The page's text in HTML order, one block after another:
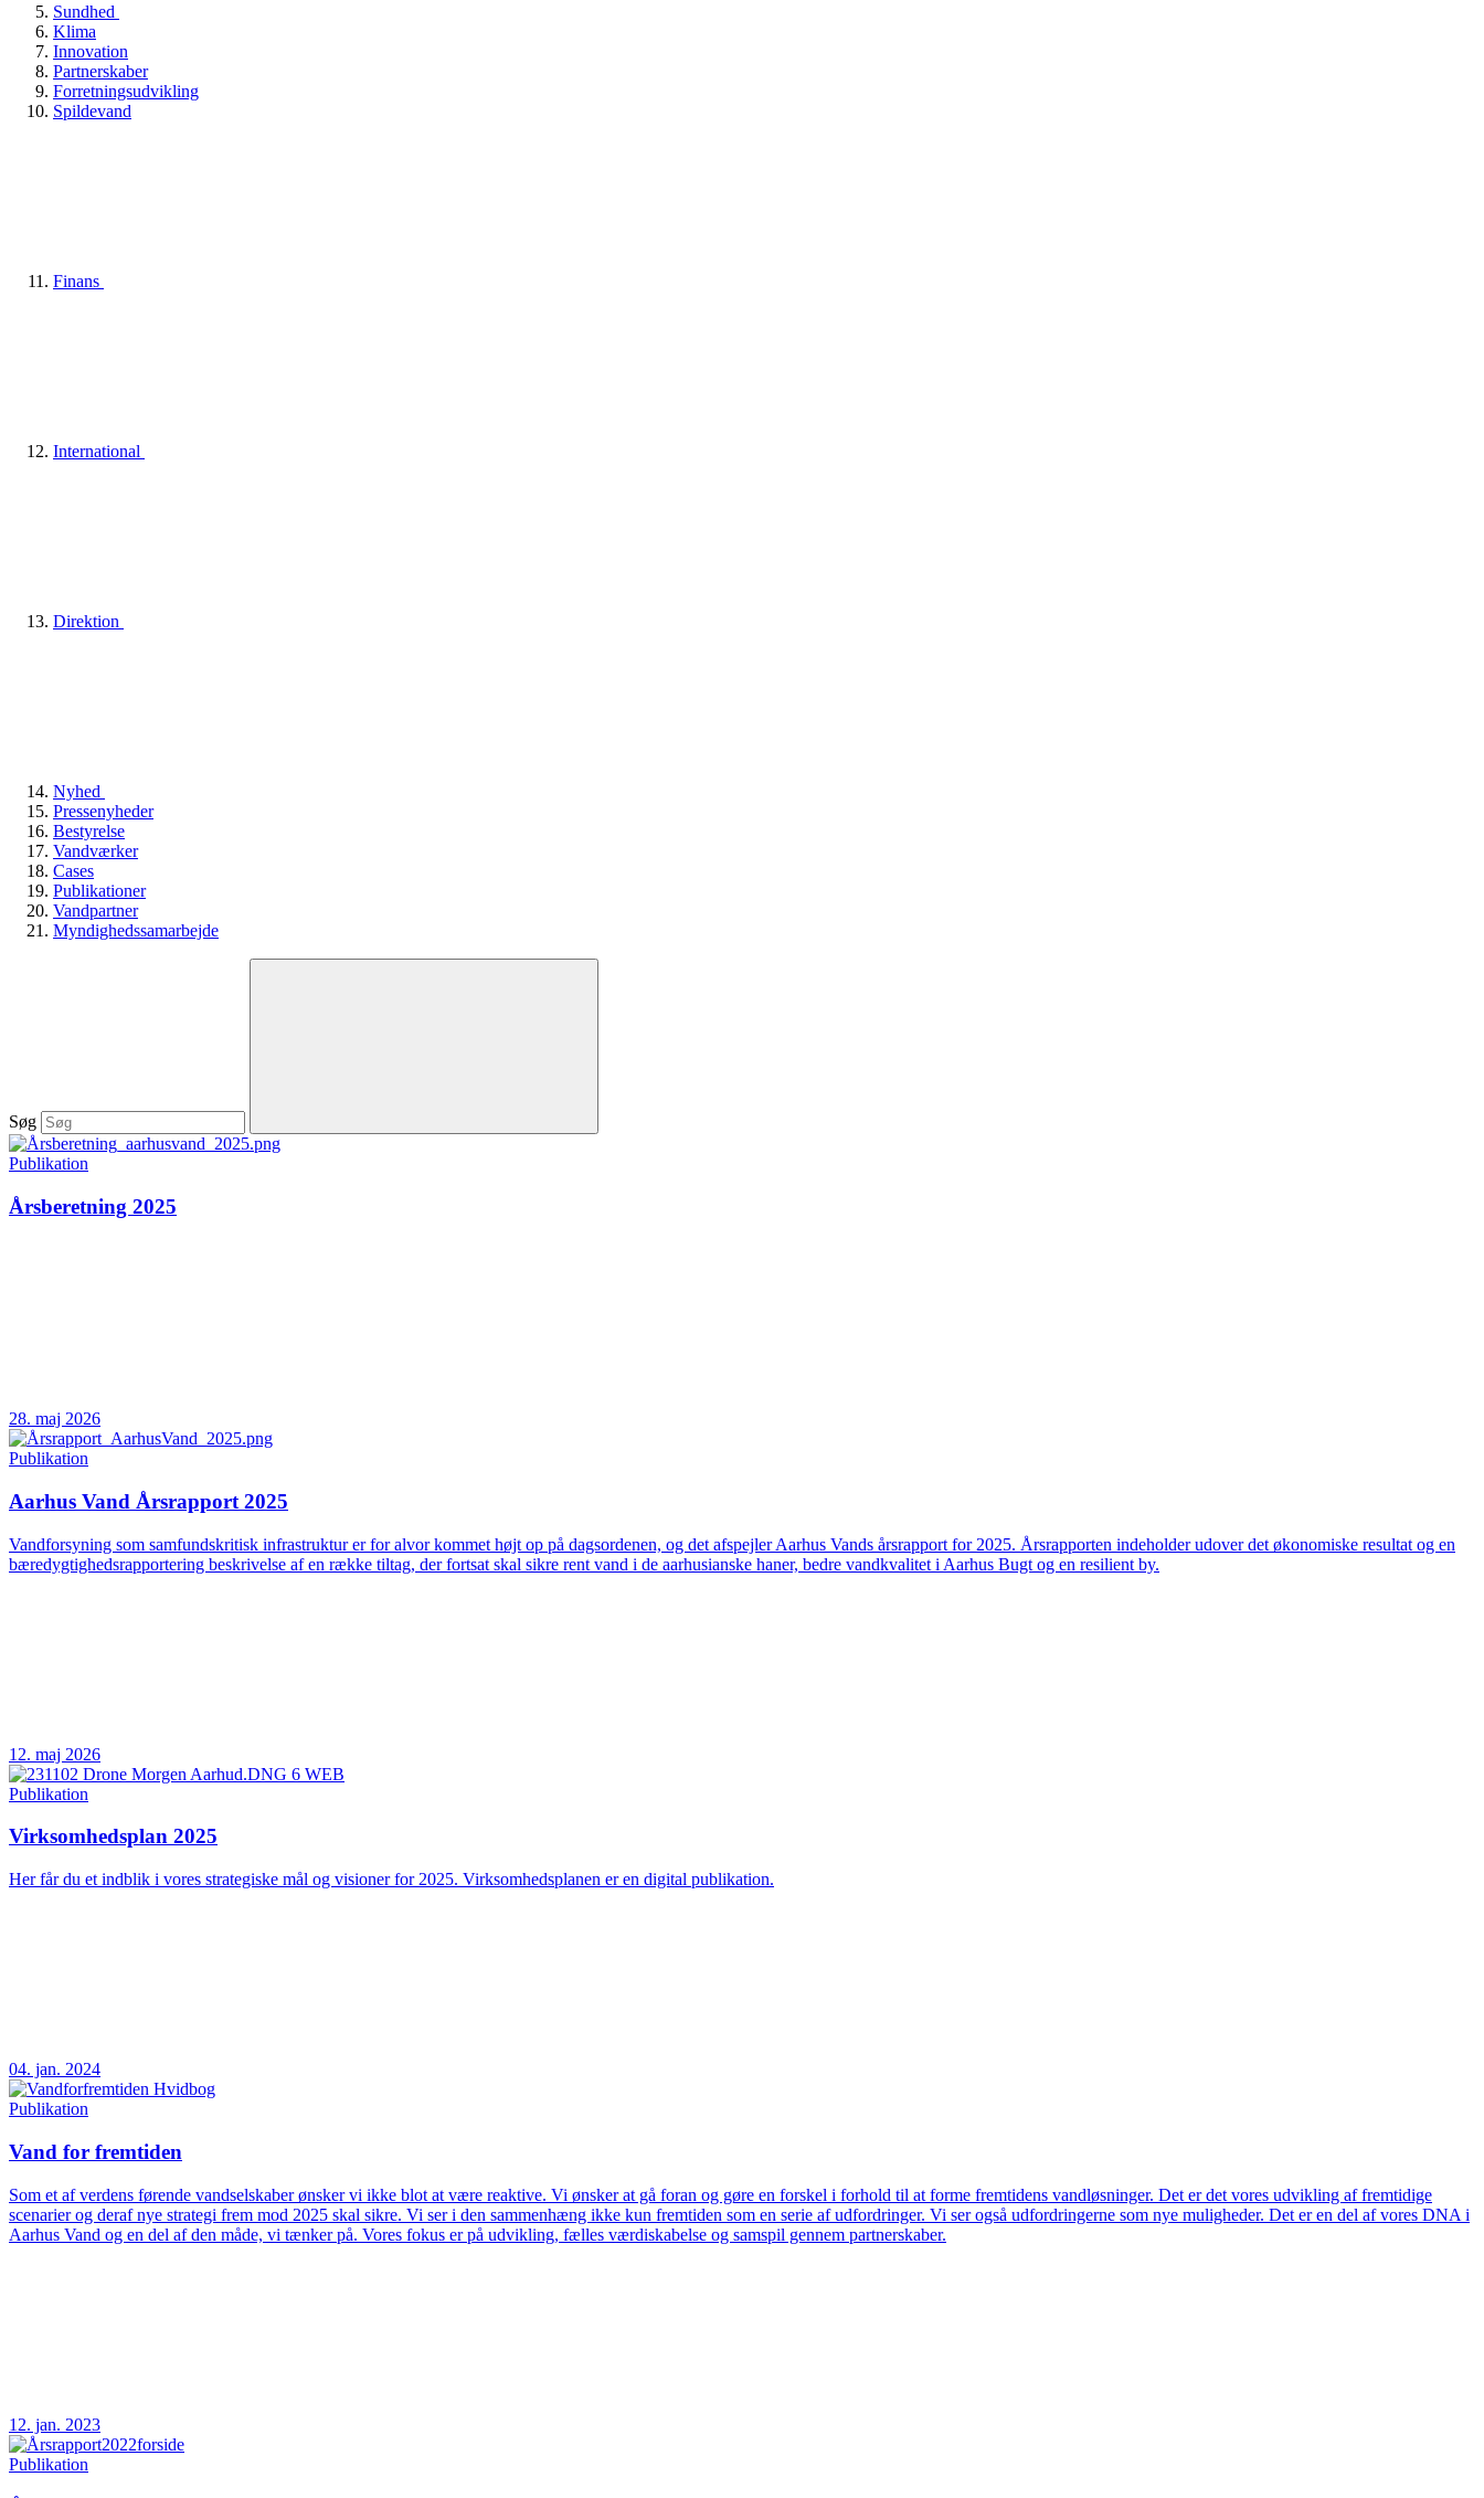
Sundhed
Klima
Innovation
Partnerskaber
Forretningsudvikling
Spildevand
Finans
International
Direktion
Nyhed
Pressenyheder
Bestyrelse
Vandværker
Cases
Publikationer
Vandpartner
Myndighedssamarbejde
Søg
Publikation
Årsberetning 2025
28. maj 2026
Publikation
Aarhus Vand Årsrapport 2025
Vandforsyning som samfundskritisk infrastruktur er for alvor kommet højt op på dagsordenen, og det afspejler Aarhus Vands årsrapport for 2025. Årsrapporten indeholder udover det økonomiske resultat og en
bæredygtighedsrapportering beskrivelse af en række tiltag, der fortsat skal sikre rent vand i de aarhusianske haner, bedre vandkvalitet i Aarhus Bugt og en resilient by.
12. maj 2026
Publikation
Virksomhedsplan 2025
Her får du et indblik i vores strategiske mål og visioner for 2025. Virksomhedsplanen er en digital publikation.
04. jan. 2024
Publikation
Vand for fremtiden
Som et af verdens førende vandselskaber ønsker vi ikke blot at være reaktive. Vi ønsker at gå foran og gøre en forskel i forhold til at forme fremtidens vandløsninger. Det er det vores udvikling af fremtidige
scenarier og deraf nye strategi frem mod 2025 skal sikre. Vi ser i den sammenhæng ikke kun fremtiden som en serie af udfordringer. Vi ser også udfordringerne som nye muligheder. Det er en del af vores DNA i
Aarhus Vand og en del af den måde, vi tænker på. Vores fokus er på udvikling, fælles værdiskabelse og samspil gennem partnerskaber.
12. jan. 2023
Publikation